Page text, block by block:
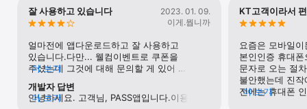
- 휴대폰 결제: 휴대폰 결제내역 조회와 바코드 결제를 사용할 수
있습니다.
실물 운전면허 정보를 PASS에 등록할 수 있습니다.
- 주민등록증 모바일 확인서비스: 실물 주민등록증 없이도
주민등록증에 수록된 정보를 PASS에서 확인 할 수 있습니다.
- PASS 인증서: 전자서명인증사업권을 획득한 인증서로 더
안전하게, 더 간편하게 사용할 수 있습니다.
- 금융상품 : 대출, 카드, 보험, 예적금 상품까지 다양한 금융상품
잘 사용하고 있습니다
2023. 01. 09.
이게.뭡니까
얼마전에 앱다운로드하고 잘 사용하고
있습니다.다만... 웰컴이벤트로 쿠폰을
주셨는데 그것에 대해 문의할 게 있어
난감했네요. 앱 고객센터 전화번호도 아예
없어서 물어볼 수 있는 곳은 1:1문의뿐인데
더 보기
개발자 답변
안녕하세요. 고객님, PASS앱입니다.이용에
더 보기
KT고객이라서
요즘은 모바일
본인인증 휴대
문자로 오는 절
불안했는데 진
전에는 휴대폰
더 보기